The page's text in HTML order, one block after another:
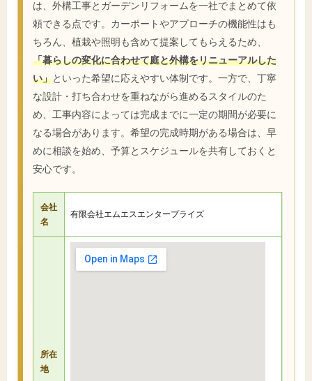
は、外構工事とガーデンリフォームを一社でまとめて依
頼できる点です。カーポートやアプローチの機能性はも
ちろん、植栽や照明も含めて提案してもらえるため、
「暮らしの変化に合わせて庭と外構をリニューアルした
い」といった希望に応えやすい体制です。一方で、丁寧
な設計・打ち合わせを重ねながら進めるスタイルのた
め、工事内容によっては完成までに一定の期間が必要に
なる場合があります。希望の完成時期がある場合は、早
めに相談を始め、予算とスケジュールを共有しておくと
安心です。
会社
名
有限会社エムエスエンタープライズ
所在
地